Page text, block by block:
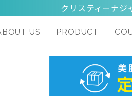
クリスティーナジ
US PRODUCT